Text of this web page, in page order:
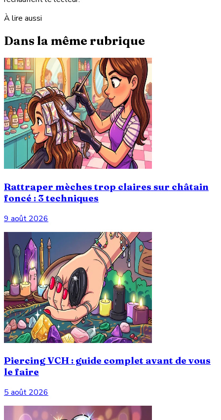
À lire aussi
Dans la même rubrique
Rattraper mèches trop claires sur châtain
foncé : 3 techniques
9 août 2026
Piercing VCH : guide complet avant de vous
le faire
5 août 2026